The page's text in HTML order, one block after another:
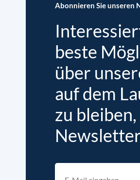
Abonnieren Sie unseren
beste
über
auf dem
zu bleiben,